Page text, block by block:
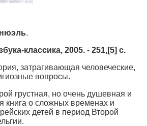
.
классика, 2005. - 251,[5] с.
затрагивающая человеческие,
вопросы.
грустная, но очень душевная и
книга о сложных временах и
детей в период Второй